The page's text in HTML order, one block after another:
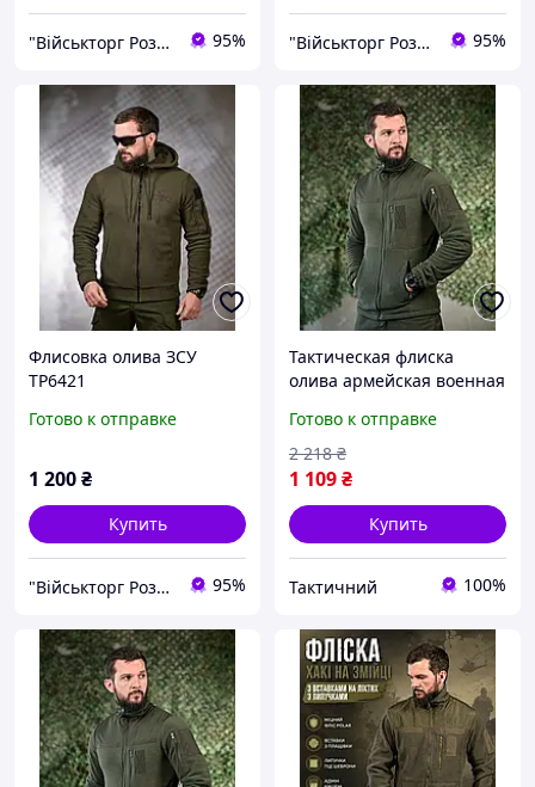
"Військторг Роздріб / Гурт": На сторожі Вашої безпеки! 95% "Військторг Роздріб / Гурт": На сторожі Вашої безпеки! 95%
Флисовка олива ЗСУ
ТР6421
Готово к отправке
1 200₴
Купить
"Військторг Роздріб / Гурт": На сторожі Вашої безпеки! 95%
Тактическая флиска
олива армейская военная
карманами утепленная
зсу Ne2kx
Готово к отправке
1 109₴
2 218 ₴
Купить
Тактичний 100%